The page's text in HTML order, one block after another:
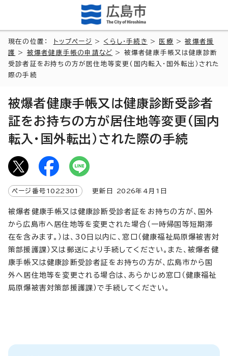
現在の位置： トップページ > くらし・手続き > 医療 >被爆者援
護
> 被爆者健康手帳の申請など > 被爆者健康手帳又は健康診断
受診者証をお持ちの方が居住地等変更(国内転入・国外転出）された
際の手続
被爆者健康手帳又は健康診断受診者
証をお持ちの方が居住地等変更(国内
転入・国外転出）された際の手続
ページ番号 1022301 更新日 2026年4月1日
被爆者健康手帳又は健康診断受診者証をお持ちの方が、国外
から広島市へ居住地等を変更された場合（一時帰国等短期滞
在を含みます。）は、30日以内に、窓口（健康福祉局原爆被害対
策部援護課）又は郵送により手続してください。また、被爆者健
康手帳又は健康診断受診者証をお持ちの方が、広島市から国
外へ居住地等を変更される場合は、あらかじめ窓口（健康福祉
局原爆被害対策部援護課）で手続してください。